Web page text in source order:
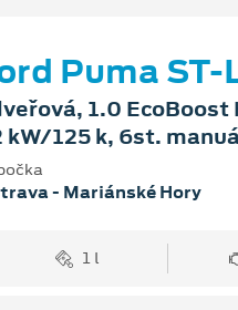
Puma ST-
1.0
kW/125 k, 6st.
- Mariánské Hory
1 l